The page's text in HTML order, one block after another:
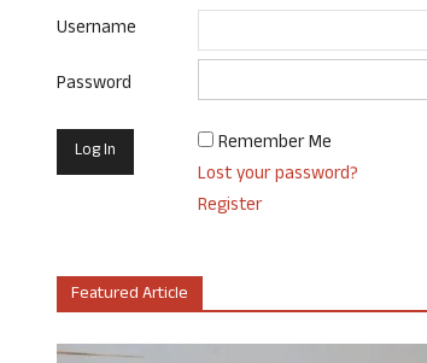
Username
Password
Remember Me
Lost your password?
Register
Featured Article